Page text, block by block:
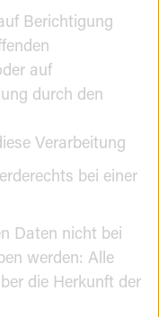
Berichtigung
auf
durch den
Verarbeitung
bei einer
Daten nicht bei
werden: Alle
die Herkunft der